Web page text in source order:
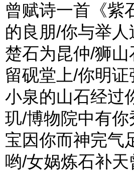
曾赋诗一首《紫
的良朋/你与举
楚石为昆仲/狮
留砚堂上/你明
小泉的山石经过
玑/博物院中有
宝因你而神完气
哟/女娲炼石补